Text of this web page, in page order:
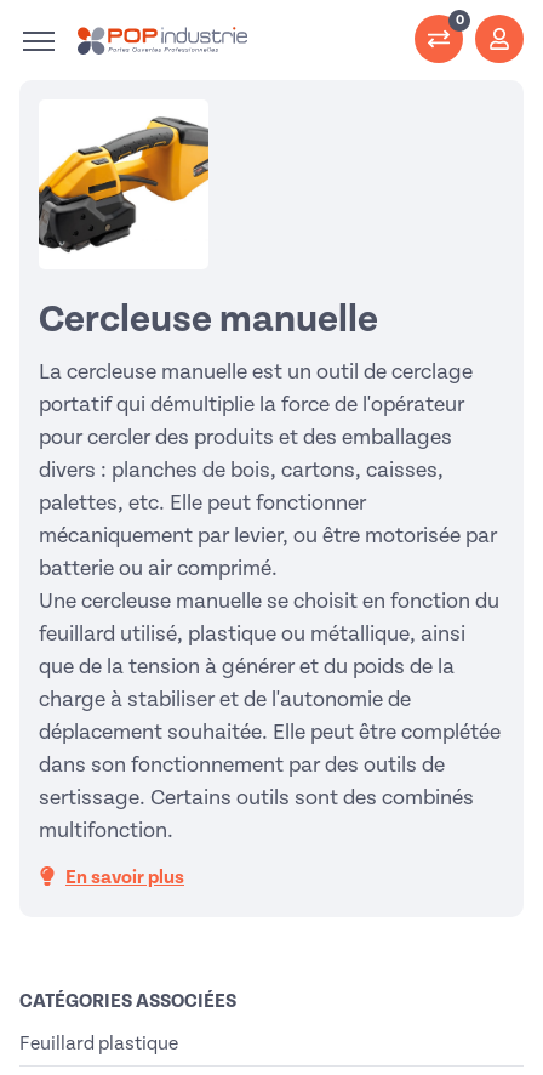
0
Cercleuse manuelle
La cercleuse manuelle est un outil de cerclage
portatif qui démultiplie la force de l'opérateur
pour cercler des produits et des emballages
divers : planches de bois, cartons, caisses,
palettes, etc. Elle peut fonctionner
mécaniquement par levier, ou être motorisée par
batterie ou air comprimé.
Une cercleuse manuelle se choisit en fonction du
feuillard utilisé, plastique ou métallique, ainsi
que de la tension à générer et du poids de la
charge à stabiliser et de l'autonomie de
déplacement souhaitée. Elle peut être complétée
dans son fonctionnement par des outils de
sertissage. Certains outils sont des combinés
multifonction.
En savoir plus
CATÉGORIES ASSOCIÉES
Feuillard plastique